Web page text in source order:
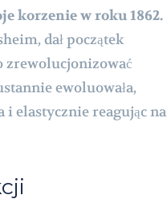
korzenie w roku 1862.
dał początek
zrewolucjonizować
ewoluowała,
elastycznie reagując na